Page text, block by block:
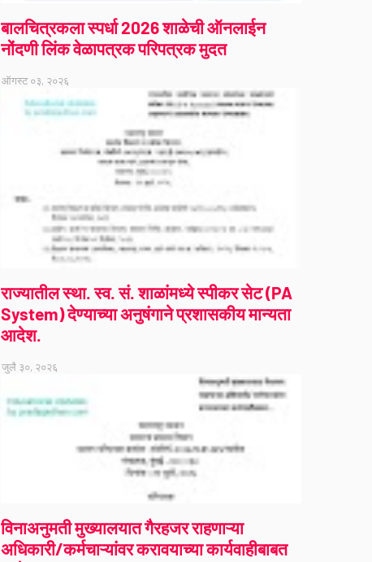
बालचित्रकला स्पर्धा 2026 शाळेची ऑनलाईन
नोंदणी लिंक वेळापत्रक परिपत्रक मुदत
ऑगस्ट ०३, २०२६
राज्यातील स्था. स्व. सं. शाळांमध्ये स्पीकर सेट (PA
System) देण्याच्या अनुषंगाने प्रशासकीय मान्यता
आदेश.
जुलै ३०, २०२६
विनाअनुमती मुख्यालयात गैरहजर राहणाऱ्या
अधिकारी/कर्मचाऱ्यांवर करावयाच्या कार्यवाहीबाबत